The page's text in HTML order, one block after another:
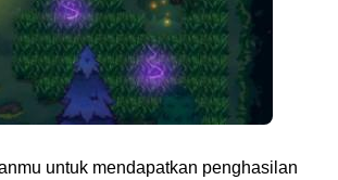
untuk mendapatkan penghasilan